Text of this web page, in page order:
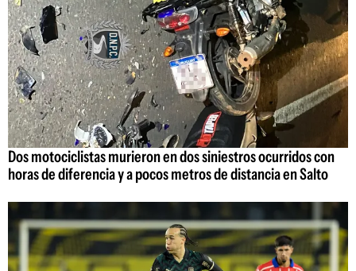
Dos motociclistas murieron en dos siniestros ocurridos con
horas de diferencia y a pocos metros de distancia en Salto